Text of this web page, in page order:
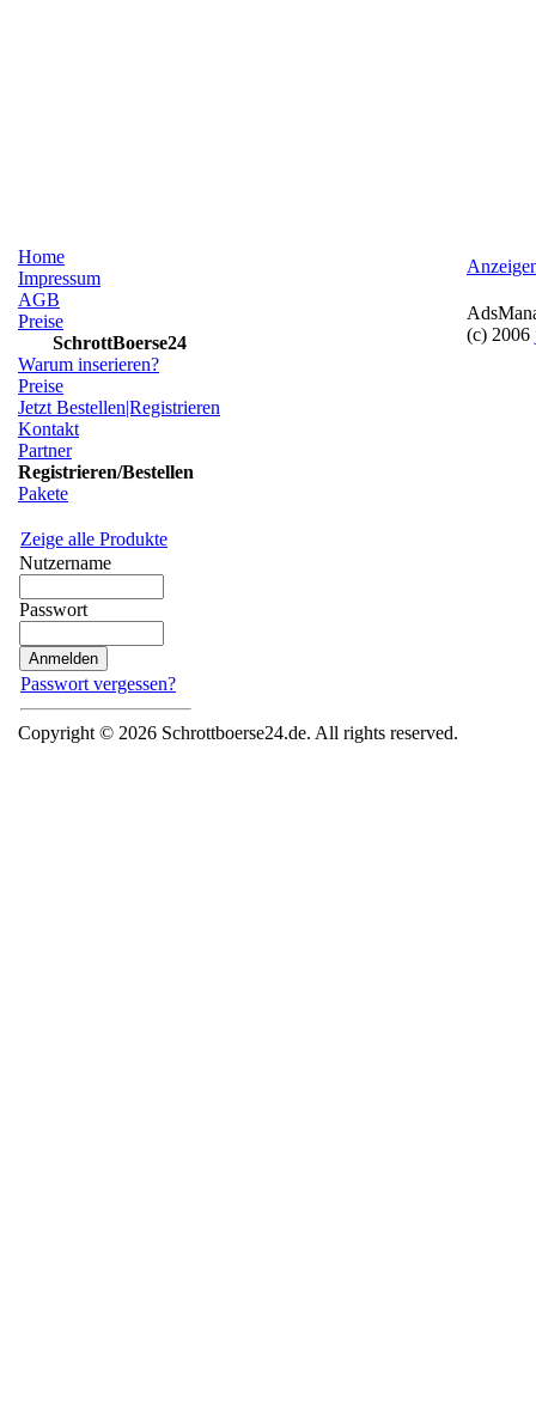
Home
Impressum
AGB
Preise
SchrottBoerse24
Warum inserieren?
Preise
Jetzt Bestellen|Registrieren
Kontakt
Partner
Registrieren/Bestellen
Pakete
Zeige alle Produkte
Nutzername
Passwort
Passwort vergessen?
(c) 2006
Copyright © 2026 Schrottboerse24.de. All rights reserved.